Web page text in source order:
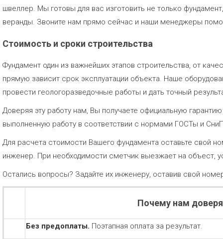
швеллер. Мы готовы для вас изготовить не только
веранды. Звоните нам прямо сейчас и наши менеджеры
Стоимость и сроки строительства
Фундамент один из важнейших этапов строительства, от
прямую зависит срок эксплуатации объекта. Наше
провести геологоразведочные работы и дать точный
Доверяя эту работу нам, Вы получаете официальную
выполненную работу в соответствии с нормами ГОСТы и
Для расчета стоимости Вашего фундамента оставьте свой
инженер. При необходимости сметчик выезжает на объест,
Остались вопросы? Задайте их инженеру, оставив свой
Почему нам
Без предоплаты. Поэтапная оплата за результат.